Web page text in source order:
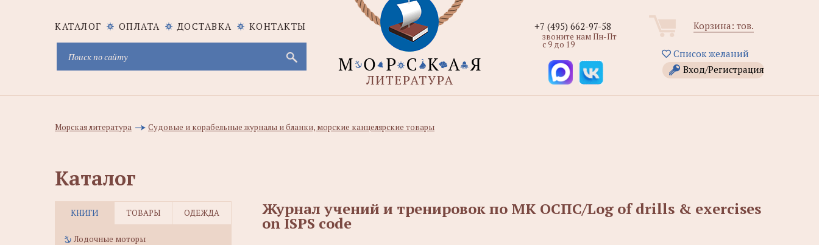
КАТАЛОГ ОПЛАТА ДОСТАВКА КОНТАКТЫ Корзина: тов.
Список желаний
Вход/Регистрация
+7 (495) 662-97-58
звоните нам Пн-Пт
с 9 до 19
Морская литература Судовые и корабельные журналы и бланки, морские канцелярские товары
Каталог
КНИГИ ТОВАРЫ ОДЕЖДА
Лодочные моторы
Журнал учений и тренировок по МК ОСПС/Log of drills & exercises
on ISPS code